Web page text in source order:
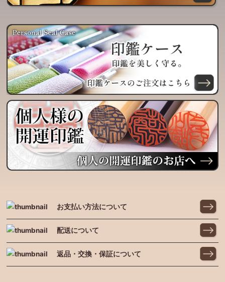
お支払い方法について
配送について
返品・交換・保証について